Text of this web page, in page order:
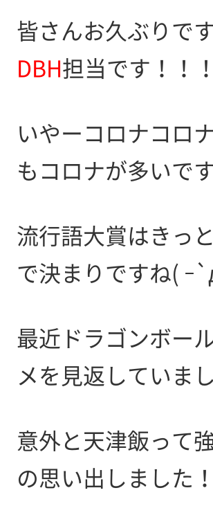
皆さんお久ぶりで
DBH担当です！！！
いやーコロナコロ
もコロナが多いで
流行語大賞はきっ
で決まりですね( ｰ
最近ドラゴンボー
メを見返していま
意外と天津飯って
の思い出しました！